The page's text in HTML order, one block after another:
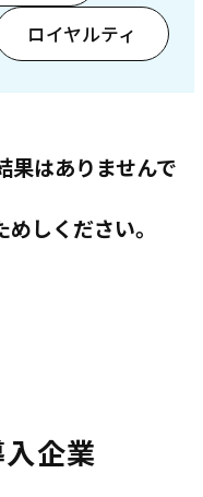
ロイヤルティ
果はありませんで
しください。
企業